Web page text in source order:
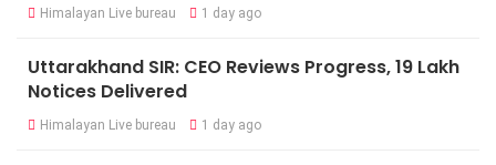
Himalayan Live bureau 1 day ago
Uttarakhand SIR: CEO Reviews Progress, 19 Lakh
Notices Delivered
Himalayan Live bureau 1 day ago